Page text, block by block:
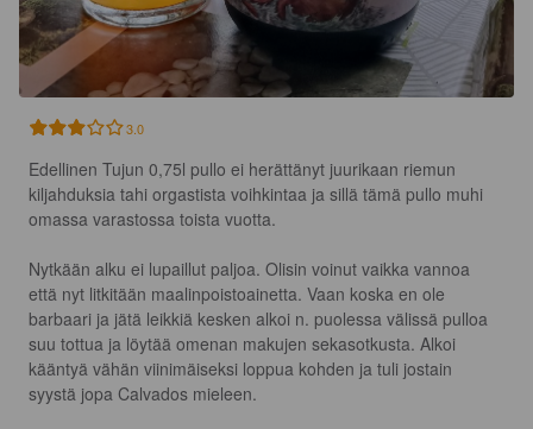
3.0
Edellinen Tujun 0,75l pullo ei herättänyt juurikaan riemun
kiljahduksia tahi orgastista voihkintaa ja sillä tämä pullo muhi
omassa varastossa toista vuotta.
Nytkään alku ei lupaillut paljoa. Olisin voinut vaikka vannoa
että nyt litkitään maalinpoistoainetta. Vaan koska en ole
barbaari ja jätä leikkiä kesken alkoi n. puolessa välissä pulloa
suu tottua ja löytää omenan makujen sekasotkusta. Alkoi
kääntyä vähän viinimäiseksi loppua kohden ja tuli jostain
syystä jopa Calvados mieleen.